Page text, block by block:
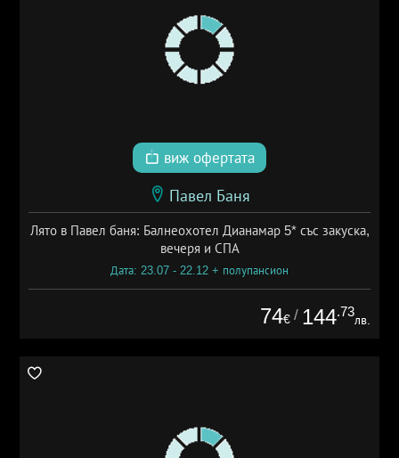
виж офертата
Павел Баня
Лято в Павел баня: Балнеохотел Дианамар 5* със закуска,
вечеря и СПА
Дата: 23.07 - 22.12 + полупансион
74€ / 144.73
лв.